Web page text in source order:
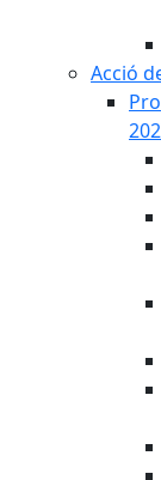
Acció